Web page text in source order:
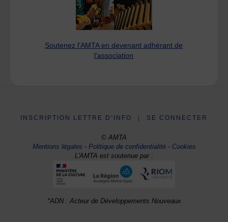
Soutenez l'AMTA en devenant adhérant de
l'association
INSCRIPTION LETTRE D’INFO SE CONNECTER
© AMTA
Mentions légales -Politique de confidentialité- Cookies
L'AMTA est soutenue par :
*ADN : Acteur de Développements Nouveaux